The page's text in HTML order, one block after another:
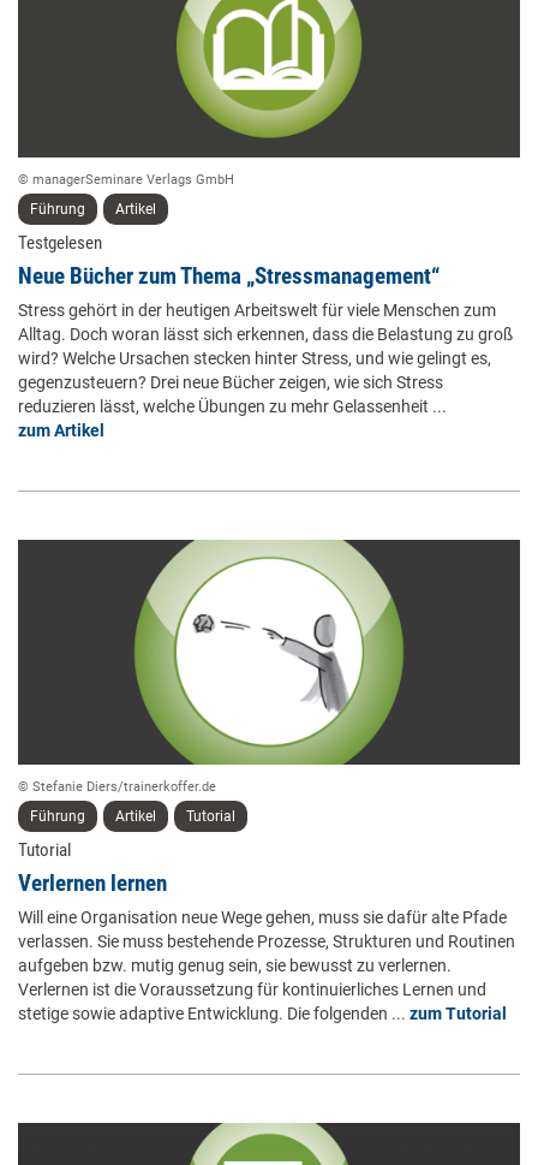
© managerSeminare Verlags GmbH
Führung Artikel
Testgelesen
Neue Bücher zum Thema „Stressmanagement“
Stress gehört in der heutigen Arbeitswelt für viele Menschen zum
Alltag. Doch woran lässt sich erkennen, dass die Belastung zu groß
wird? Welche Ursachen stecken hinter Stress, und wie gelingt es,
gegenzusteuern? Drei neue Bücher zeigen, wie sich Stress
reduzieren lässt, welche Übungen zu mehr Gelassenheit ...
zum Artikel
© Stefanie Diers/trainerkoffer.de
Führung Artikel Tutorial
Tutorial
Verlernen lernen
Will eine Organisation neue Wege gehen, muss sie dafür alte Pfade
verlassen. Sie muss bestehende Prozesse, Strukturen und Routinen
aufgeben bzw. mutig genug sein, sie bewusst zu verlernen.
Verlernen ist die Voraussetzung für kontinuierliches Lernen und
stetige sowie adaptive Entwicklung. Die folgenden ... zum Tutorial